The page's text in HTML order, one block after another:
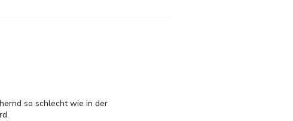
so schlecht wie in der